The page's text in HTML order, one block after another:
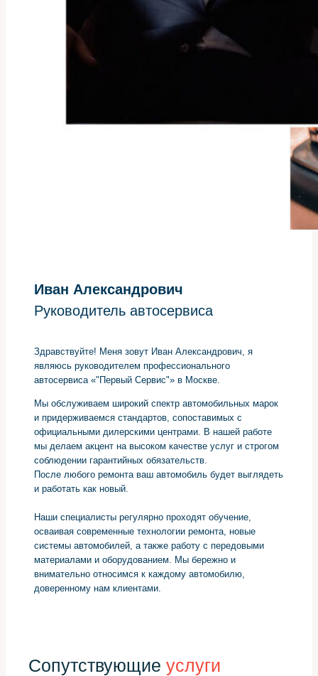
Иван Александрович
Руководитель автосервиса
Здравствуйте! Меня зовут Иван Александрович, я
являюсь руководителем профессионального
автосервиса «"Первый Сервис"» в Москве.
Мы обслуживаем широкий спектр автомобильных марок
и придерживаемся стандартов, сопоставимых с
официальными дилерскими центрами. В нашей работе
мы делаем акцент на высоком качестве услуг и строгом
соблюдении гарантийных обязательств.
После любого ремонта ваш автомобиль будет выглядеть
и работать как новый.
Наши специалисты регулярно проходят обучение,
осваивая современные технологии ремонта, новые
системы автомобилей, а также работу с передовыми
материалами и оборудованием. Мы бережно и
внимательно относимся к каждому автомобилю,
доверенному нам клиентами.
Сопутствующие услуги